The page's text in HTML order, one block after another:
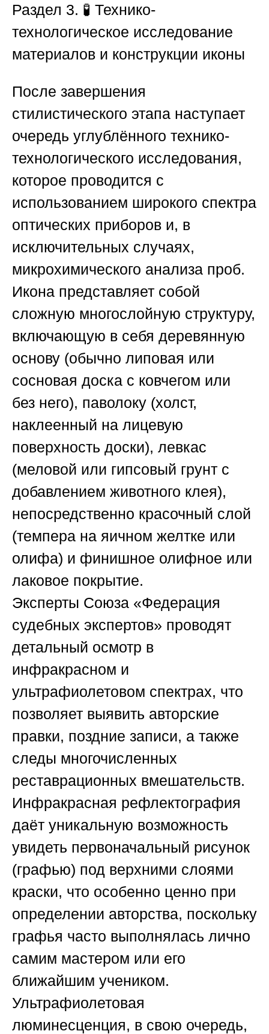
Раздел 3. 🧪 Технико-
технологическое исследование
материалов и конструкции иконы
После завершения
стилистического этапа наступает
очередь углублённого технико-
технологического исследования,
которое проводится с
использованием широкого спектра
оптических приборов и, в
исключительных случаях,
микрохимического анализа проб.
Икона представляет собой
сложную многослойную структуру,
включающую в себя деревянную
основу (обычно липовая или
сосновая доска с ковчегом или
без него), паволоку (холст,
наклеенный на лицевую
поверхность доски), левкас
(меловой или гипсовый грунт с
добавлением животного клея),
непосредственно красочный слой
(темпера на яичном желтке или
олифа) и финишное олифное или
лаковое покрытие.
Эксперты Союза «Федерация
судебных экспертов» проводят
детальный осмотр в
инфракрасном и
ультрафиолетовом спектрах, что
позволяет выявить авторские
правки, поздние записи, а также
следы многочисленных
реставрационных вмешательств.
Инфракрасная рефлектография
даёт уникальную возможность
увидеть первоначальный рисунок
(графью) под верхними слоями
краски, что особенно ценно при
определении авторства, поскольку
графья часто выполнялась лично
самим мастером или его
ближайшим учеником.
Ультрафиолетовая
люминесценция, в свою очередь,